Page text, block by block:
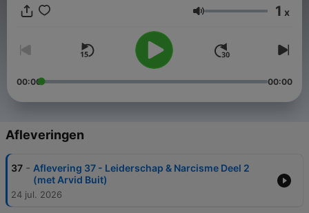
gerelateerde specialisten. Van politie-agenten, ambulant
welkom om te leren en neem contact met ons op als je vragen
hebt. Interesse in lezingen of masterclasses van Jules Tielens?
Vragen of reacties naar aanleiding van de podcast? Neem
contact met ons op via www.juleskleedtuit.nl
Volume 1 x
00:00 00:00
Afleveringen
37 - Aflevering 37 - Leiderschap & Narcisme Deel 2
(met Arvid Buit)
24 jul. 2026